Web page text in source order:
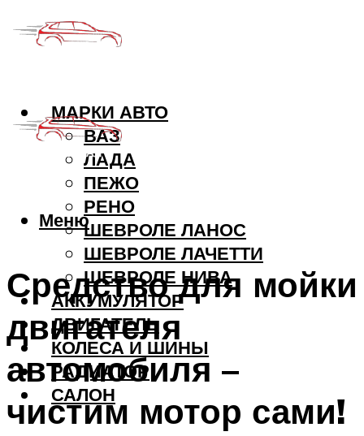
МАРКИ АВТО
ВАЗ
ЛАДА
ПЕЖО
РЕНО
ШЕВРОЛЕ ЛАНОС
ШЕВРОЛЕ ЛАЧЕТТИ
ШЕВРОЛЕ НИВА
АККУМУЛЯТОР
ДВИГАТЕЛЬ
КОЛЕСА И ШИНЫ
РАДИАТОР
САЛОН
Меню
Средство для мойки
двигателя
автомобиля –
чистим мотор сами!